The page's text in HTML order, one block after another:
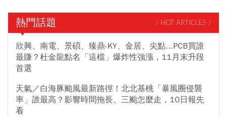
熱門話題 / HOT ARTICLES /
欣興、南電、景碩、臻鼎-KY、金居、尖點...PCB買誰
最賺？杜金龍點名「這檔」爆炸性強漲，11月末升段
首選
天氣／白海豚颱風最新路徑！北北基桃「暴風圈侵襲
率」誰最高？影響時間拖長、三颱怎麼走，10日報先
看